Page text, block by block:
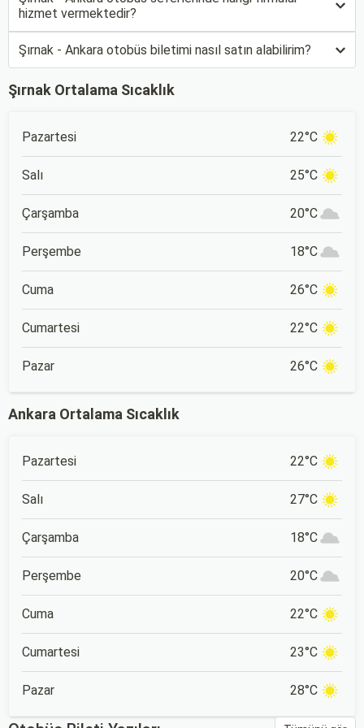
hizmet vermektedir?
Şırnak - Ankara otobüs biletimi nasıl satın alabilirim?
Şırnak Ortalama Sıcaklık
Pazartesi 22°C
Salı 25°C
Çarşamba 20°C
Perşembe 18°C
Cuma 26°C
Cumartesi 22°C
Pazar 26°C
Ankara Ortalama Sıcaklık
Pazartesi 22°C
Salı 27°C
Çarşamba 18°C
Perşembe 20°C
Cuma 22°C
Cumartesi 23°C
Pazar 28°C